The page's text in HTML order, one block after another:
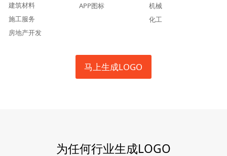
建筑材料
施工服务
房地产开发
APP图标
机械
化工
马上生成LOGO
为任何行业生成LOGO